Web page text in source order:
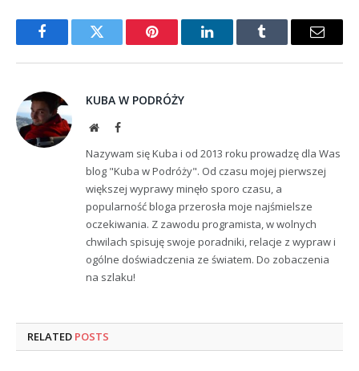
FacebookTwitter Pinterest LinkedInTumblr Email
KUBA W PODRÓŻY
WebsiteFacebook
Nazywam się Kuba i od 2013 roku prowadzę dla Was
blog "Kuba w Podróży". Od czasu mojej pierwszej
większej wyprawy minęło sporo czasu, a
popularność bloga przerosła moje najśmielsze
oczekiwania. Z zawodu programista, w wolnych
chwilach spisuję swoje poradniki, relacje z wypraw i
ogólne doświadczenia ze światem. Do zobaczenia
na szlaku!
RELATED POSTS